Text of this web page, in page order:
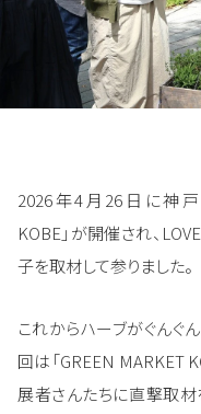
2026年4月26日に神戸
KOBE」が開催され、
子を取材して参りました。
これからハーブがぐんぐ
回は「GREEN MARKET
展者さんたちに直撃取材